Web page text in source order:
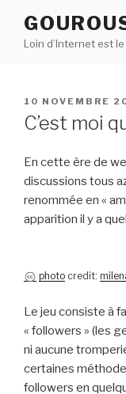
contenuLoin d’Internet est
PUBLIÉ
LE
10 NOVEMBRE
C’est moi
En cette ère de
discussions tous
renommée en «
apparition il y a
photo credit:
Le jeu consiste à
« followers » (les
ni aucune
certaines
followers en